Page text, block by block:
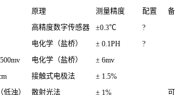
原理 测量精度 配置
高精度数字传感器 ±0.3℃
?
电化学（盐桥） ± 0.1PH
?
电化学（盐桥）
± 6mv
接触式电极法
± 1.5%
浊） 散射光法 ± 1%